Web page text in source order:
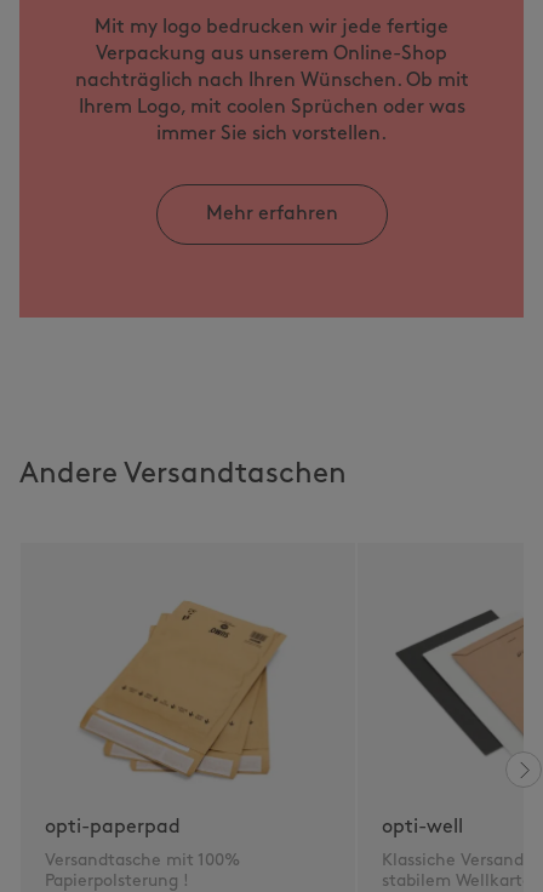
Mit my logo bedrucken wir jede fertige
Verpackung aus unserem Online-Shop
nachträglich nach Ihren Wünschen. Ob mit
Ihrem Logo, mit coolen Sprüchen oder was
immer Sie sich vorstellen.
Mehr erfahren
Andere Versandtaschen
opti-paperpad
Versandtasche mit 100%
Papierpolsterung !
opti-well
Klassiche
stabilem Wellkarton